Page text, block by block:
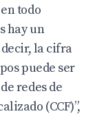
todo
hay un
decir, la cifra
puede ser
redes de
(CCF)”,